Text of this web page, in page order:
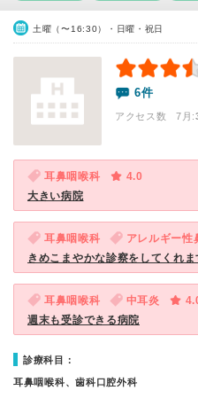
土曜（〜16:30）・日曜・祝日
6件
アクセス数 7月:
耳鼻咽喉科
4.0
大きい病院
耳鼻咽喉科 アレルギー性
きめこまやかな診察をしてくれま
耳鼻咽喉科 中耳炎
週末も受診できる病院
診療科目：
耳鼻咽喉科、歯科口腔外科